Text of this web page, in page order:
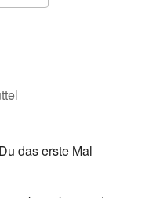
das erste Mal